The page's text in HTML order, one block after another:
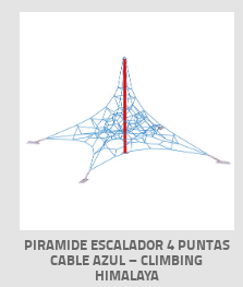
PIRAMIDE ESCALADOR 4 PUNTAS
CABLE AZUL – CLIMBING
HIMALAYA